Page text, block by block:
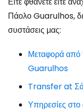
Πάολο Guarulhos,
συστάσεις μας:
Μεταφορά από
Guarulhos
Transfer at
Υπηρεσίες